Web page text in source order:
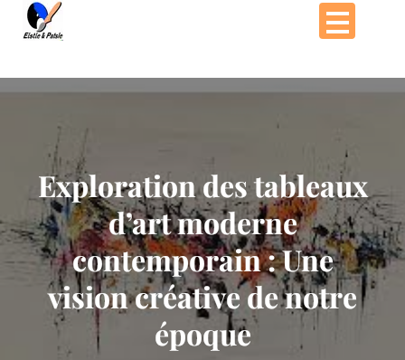
Passer
Exploration des tableaux
d’art moderne
contemporain : Une
vision créative de notre
époque